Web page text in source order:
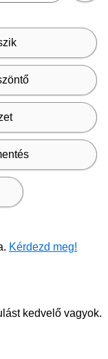
Kérdezd meg!
kedvelő vagyok.